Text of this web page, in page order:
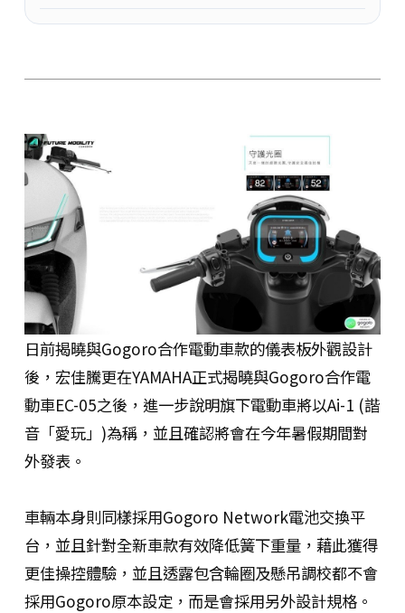
日前揭曉與Gogoro合作電動車款的儀表板外觀設計
後，宏佳騰更在YAMAHA正式揭曉與Gogoro合作電
動車EC-05之後，進一步說明旗下電動車將以Ai-1 (諧
音「愛玩」)為稱，並且確認將會在今年暑假期間對
外發表。
車輛本身則同樣採用Gogoro Network電池交換平
台，並且針對全新車款有效降低簧下重量，藉此獲得
更佳操控體驗，並且透露包含輪圈及懸吊調校都不會
採用Gogoro原本設定，而是會採用另外設計規格。